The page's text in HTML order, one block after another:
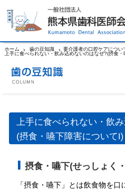
ホーム 歯の豆知識
要介護者の口腔ケアについ
上手に食べられない・飲み込めないのはなぜ?(摂食
上手に食べられない・飲
(摂食・嚥下障害についてI)
摂食・嚥下(せっしょく
「摂食・嚥下」とは飲食物を
ホーム
歯科医院検索
イベント案内
お知らせ